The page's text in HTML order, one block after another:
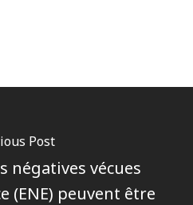
Post
négatives vécues
(ENE) peuvent être